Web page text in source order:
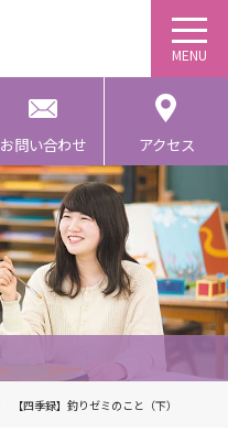
お問い合わせ アクセス
【四季録】釣りゼミのこと（下）